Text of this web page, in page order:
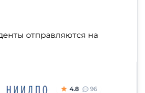
отправляются на
4.8 96